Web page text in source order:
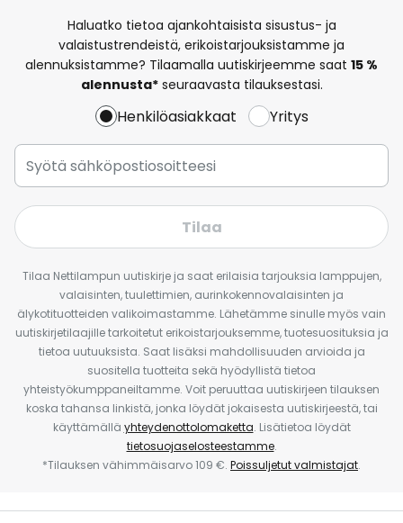
Haluatko tietoa ajankohtaisista sisustus- ja
valaistustrendeistä, erikoistarjouksistamme ja
alennuksistamme? Tilaamalla uutiskirjeemme saat 15 %
alennusta*seuraavasta tilauksestasi.
Henkilöasiakkaat Yritys
Tilaa
Tilaa Nettilampun uutiskirje ja saat erilaisia tarjouksia lamppujen,
valaisinten, tuulettimien, aurinkokennovalaisinten ja
älykotituotteiden valikoimastamme. Lähetämme sinulle myös vain
uutiskirjetilaajille tarkoitetut erikoistarjouksemme, tuotesuosituksia ja
tietoa uutuuksista. Saat lisäksi mahdollisuuden arvioida ja
suositella tuotteita sekä hyödyllistä tietoa
yhteistyökumppaneiltamme. Voit peruuttaa uutiskirjeen tilauksen
koska tahansa linkistä, jonka löydät jokaisesta uutiskirjeestä, tai
käyttämällä yhteydenottolomaketta. Lisätietoa löydät
tietosuojaselosteestamme.
*Tilauksen vähimmäisarvo 109 €. Poissuljetut valmistajat.